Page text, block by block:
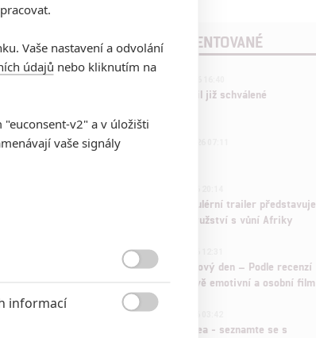
POSLEDNÍ KOMENTOVANÉ
3
Marvel nečekaně zrušil již schválené
433
Děti krve a kostí: Regulérní trailer představuje
akční fantasy dobrodružství s vůní Afriky
ČLÁNEK | 30.07.2026 12:31
Spider-Man: Zbrusu nový den – Podle recenzí
máme čekat překvapivě emotivní a osobní film
ČLÁNEK | 30.07.2026 03:42
Velké preview: Odyssea - seznamte se s
Vaše nastavení a odvolání
údajů nebo kliknutím na
v2" a v úložišti
vaše signály
informací